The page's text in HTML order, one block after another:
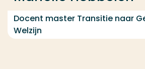
Docent master Transitie naar
Welzijn
Contact